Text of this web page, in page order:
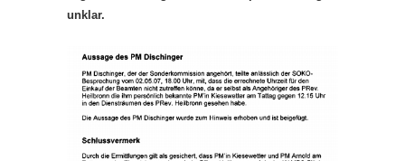
unklar.